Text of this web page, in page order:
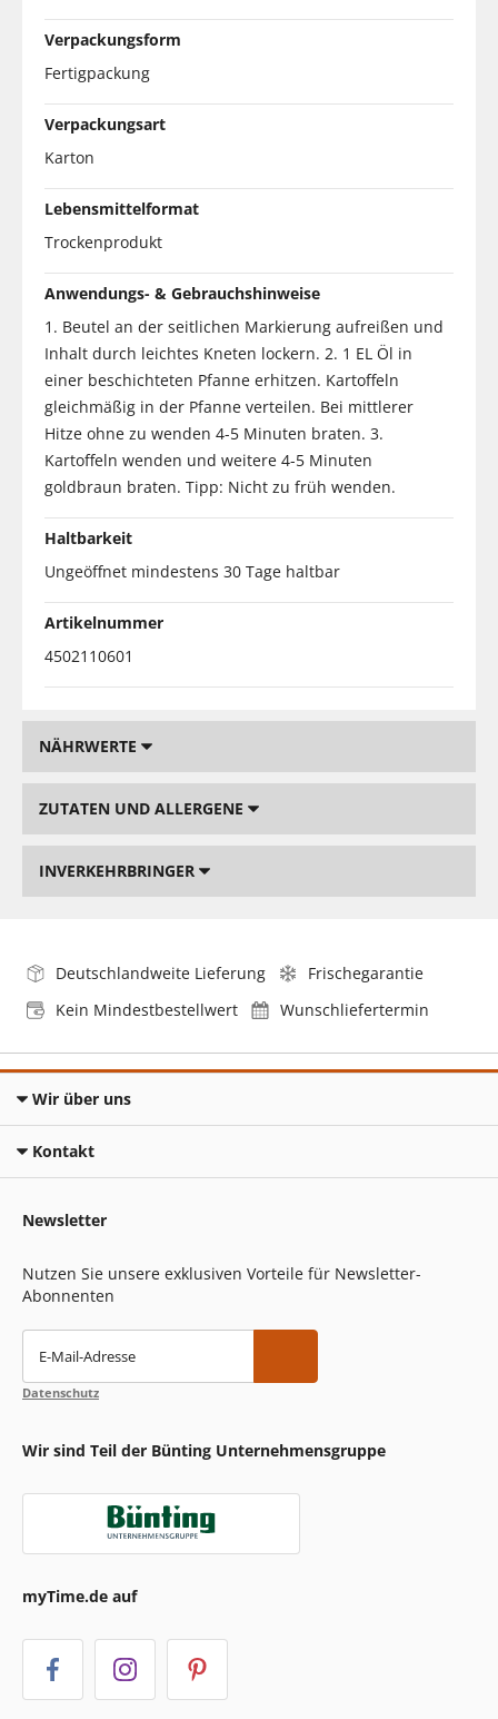
Verpackungsform
Fertigpackung
Verpackungsart
Karton
Lebensmittelformat
Trockenprodukt
Anwendungs- & Gebrauchshinweise
1. Beutel an der seitlichen Markierung aufreißen und
Inhalt durch leichtes Kneten lockern. 2. 1 EL Öl in
einer beschichteten Pfanne erhitzen. Kartoffeln
gleichmäßig in der Pfanne verteilen. Bei mittlerer
Hitze ohne zu wenden 4-5 Minuten braten. 3.
Kartoffeln wenden und weitere 4-5 Minuten
goldbraun braten. Tipp: Nicht zu früh wenden.
Haltbarkeit
Ungeöffnet mindestens 30 Tage haltbar
Artikelnummer
4502110601
NÄHRWERTE
ZUTATEN UND ALLERGENE
INVERKEHRBRINGER
Deutschlandweite Lieferung
Frischegarantie
Kein Mindestbestellwert
Wunschliefertermin
Wir über uns
Kontakt
Newsletter
Nutzen Sie unsere exklusiven Vorteile für Newsletter-
Abonnenten
E-Mail-Adresse
Datenschutz
Wir sind Teil der Bünting Unternehmensgruppe
myTime.de auf